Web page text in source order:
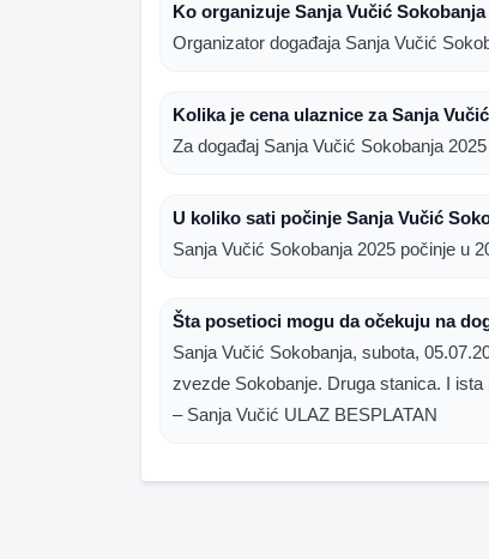
Ko organizuje Sanja Vučić Sokobanja
Organizator događaja Sanja Vučić
Kolika je cena ulaznice za Sanja
Za događaj Sanja Vučić Sokobanja
U koliko sati počinje Sanja Vučić
Sanja Vučić Sokobanja 2025 počinje u
Šta posetioci mogu da očekuju na
Sanja Vučić Sokobanja, subota,
zvezde Sokobanje. Druga stanica. I
– Sanja Vučić ULAZ BESPLATAN